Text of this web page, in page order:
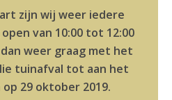
zijn wij weer iedere
van 10:00 tot 12:00
weer graag met het
tuinafval tot aan het
29 oktober 2019.